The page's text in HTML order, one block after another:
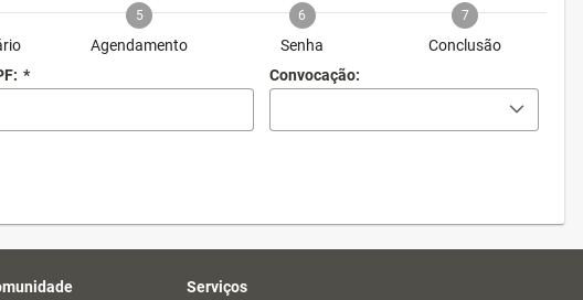
5
Agendamento
6
Senha
7
Conclusão
* Convocação:
Serviços